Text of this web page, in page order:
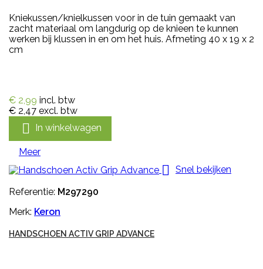
Kniekussen/knielkussen voor in de tuin gemaakt van
zacht materiaal om langdurig op de knieen te kunnen
werken bij klussen in en om het huis. Afmeting 40 x 19 x 2
cm
€ 2,99 incl. btw
€ 2,47 excl. btw
 In winkelwagen
Meer
 Snel bekijken
Referentie: M297290
Merk: Keron
HANDSCHOEN ACTIV GRIP ADVANCE